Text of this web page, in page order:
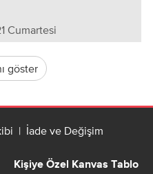
Cumartesi
göster
| İade ve Değişim
Kişiye Özel Kanvas Tablo